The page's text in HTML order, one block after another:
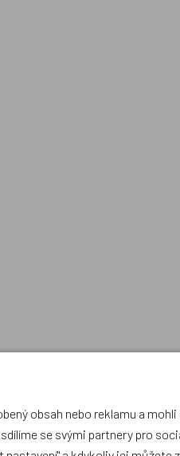
obsah nebo reklamu a
se svými partnery pro